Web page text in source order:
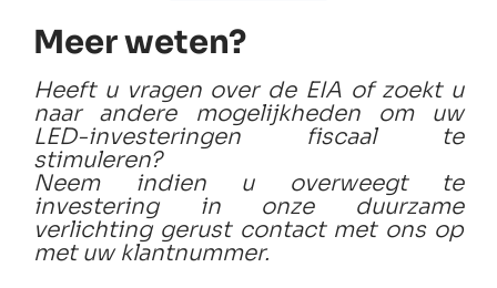
Meer weten?
Heeft u vragen over de EIA of zoekt u
naar andere mogelijkheden om uw
LED-investeringen fiscaal te
stimuleren?
Neem indien u overweegt te
investering in onze duurzame
verlichting gerust contact met ons op
met uw klantnummer.